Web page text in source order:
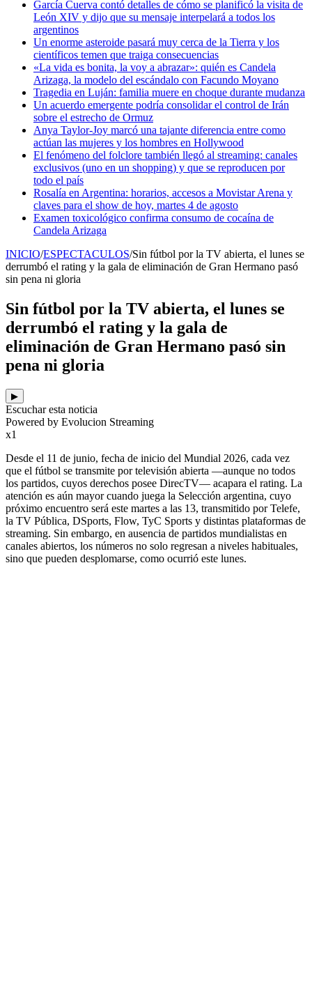
García Cuerva contó detalles de cómo se planificó la visita de
León XIV y dijo que su mensaje interpelará a todos los
argentinos
Un enorme asteroide pasará muy cerca de la Tierra y los
científicos temen que traiga consecuencias
«La vida es bonita, la voy a abrazar»: quién es Candela
Arizaga, la modelo del escándalo con Facundo Moyano
Tragedia en Luján: familia muere en choque durante mudanza
Un acuerdo emergente podría consolidar el control de Irán
sobre el estrecho de Ormuz
Anya Taylor-Joy marcó una tajante diferencia entre como
actúan las mujeres y los hombres en Hollywood
El fenómeno del folclore también llegó al streaming: canales
exclusivos (uno en un shopping) y que se reproducen por
todo el país
Rosalía en Argentina: horarios, accesos a Movistar Arena y
claves para el show de hoy, martes 4 de agosto
Examen toxicológico confirma consumo de cocaína de
Candela Arizaga
INICIO/ESPECTACULOS/Sin fútbol por la TV abierta, el lunes se
derrumbó el rating y la gala de eliminación de Gran Hermano pasó
sin pena ni gloria
Sin fútbol por la TV abierta, el lunes se
derrumbó el rating y la gala de
eliminación de Gran Hermano pasó sin
pena ni gloria
▶
Escuchar esta noticia
Powered by Evolucion Streaming
x1
Desde el 11 de junio, fecha de inicio del Mundial 2026, cada vez
que el fútbol se transmite por televisión abierta —aunque no todos
los partidos, cuyos derechos posee DirecTV— acapara el rating. La
atención es aún mayor cuando juega la Selección argentina, cuyo
próximo encuentro será este martes a las 13, transmitido por Telefe,
la TV Pública, DSports, Flow, TyC Sports y distintas plataformas de
streaming. Sin embargo, en ausencia de partidos mundialistas en
canales abiertos, los números no solo regresan a niveles habituales,
sino que pueden desplomarse, como ocurrió este lunes.